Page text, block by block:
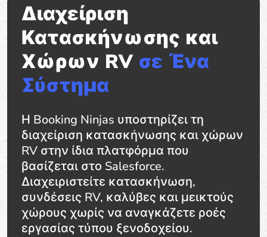
Διαχείριση
Κατασκήνωσης και
Χώρων RV σε Ένα
Σύστημα
Η Booking Ninjas υποστηρίζει τη
διαχείριση κατασκήνωσης και χώρων
RV στην ίδια πλατφόρμα που
βασίζεται στο Salesforce.
Διαχειριστείτε κατασκήνωση,
συνδέσεις RV, καλύβες και μεικτούς
χώρους χωρίς να αναγκάζετε ροές
εργασίας τύπου ξενοδοχείου.